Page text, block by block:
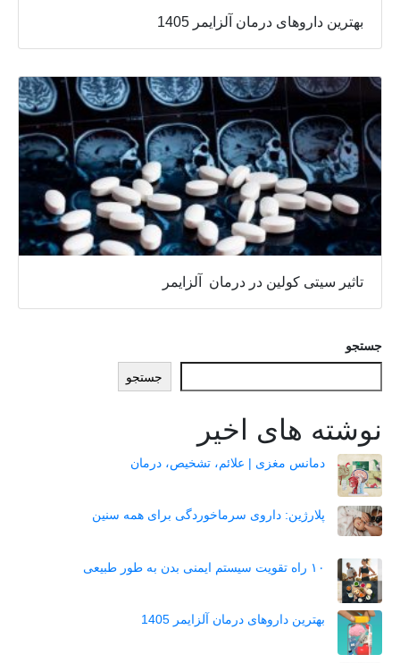
بهترین داروهای درمان آلزایمر 1405
تاثیر سیتی کولین در درمان آلزایمر
جستجو
جستجو
نوشته های اخیر
دمانس مغزی | علائم، تشخیص، درمان
پلارژین: داروی سرماخوردگی برای همه سنین
۱۰ راه تقویت سیستم ایمنی بدن به طور طبیعی
بهترین داروهای درمان آلزایمر 1405